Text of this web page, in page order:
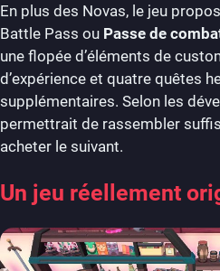
En plus des Novas, le jeu
Battle Pass ou Passe de
une flopée d’éléments de
d’expérience et quatre quêtes
supplémentaires. Selon les
permettrait de rassembler
acheter le suivant.
Un jeu réellement